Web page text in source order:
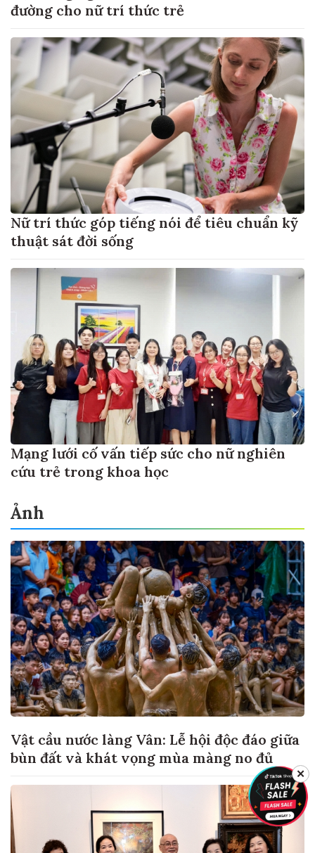
đường cho nữ trí thức trẻ
Nữ trí thức góp tiếng nói để tiêu chuẩn kỹ
thuật sát đời sống
Mạng lưới cố vấn tiếp sức cho nữ nghiên
cứu trẻ trong khoa học
Ảnh
Vật cầu nước làng Vân: Lễ hội độc đáo giữa
bùn đất và khát vọng mùa màng no đủ
✕